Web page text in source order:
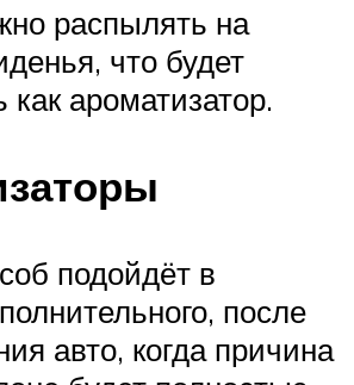
распылять на
что будет
как ароматизатор.
подойдёт в
после
авто, когда причина